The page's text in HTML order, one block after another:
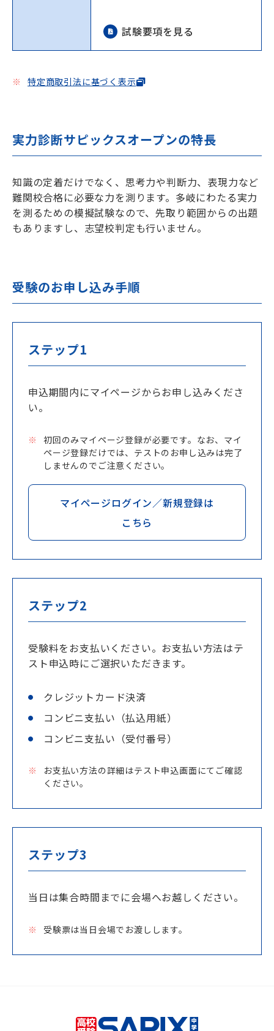
試験要項を見る
特定商取引法に基づく表示
実力診断サピックスオープンの特長
知識の定着だけでなく、思考力や判断力、表現力など
難関校合格に必要な力を測ります。多岐にわたる実力
を測るための模擬試験なので、先取り範囲からの出題
もありますし、志望校判定も行いません。
受験のお申し込み手順
ステップ1
申込期間内にマイページからお申し込みくださ
い。
初回のみマイページ登録が必要です。なお、マイ
ページ登録だけでは、テストのお申し込みは完了
しませんのでご注意ください。
マイページログイン／新規登録は
こちら
ステップ2
受験料をお支払いください。お支払い方法はテ
スト申込時にご選択いただきます。
クレジットカード決済
コンビニ支払い（払込用紙）
コンビニ支払い（受付番号）
お支払い方法の詳細はテスト申込画面にてご確認
ください。
ステップ3
当日は集合時間までに会場へお越しください。
受験票は当日会場でお渡しします。